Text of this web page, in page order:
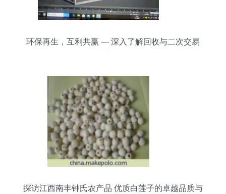
环保再生，互利共赢 — 深入了解回收与二次交易
探访江西南丰钟氏农产品 优质白莲子的卓越品质与